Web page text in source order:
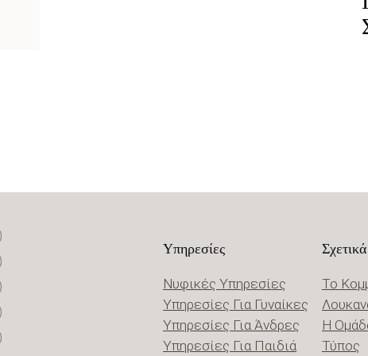
Υπηρεσίες
Νυφικές Υπηρεσίες
Υπηρεσίες Για Γυναίκες
Υπηρεσίες Για Άνδρες
Υπηρεσίες Για Παιδιά
Σχετικά
Το
Η
Τύπος